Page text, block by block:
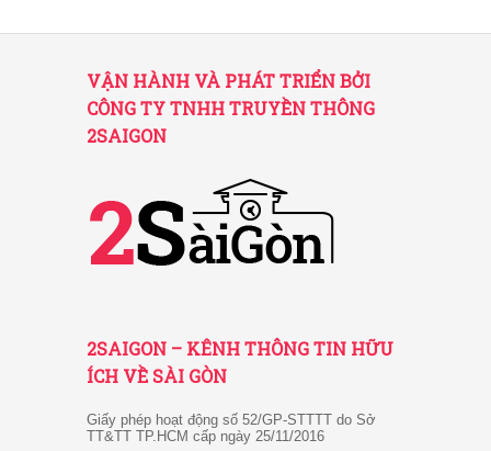
VẬN HÀNH VÀ PHÁT TRIỂN BỞI
CÔNG TY TNHH TRUYỀN THÔNG
2SAIGON
2SAIGON – KÊNH THÔNG TIN HỮU
ÍCH VỀ SÀI GÒN
Giấy phép hoạt động số 52/GP-STTTT do Sở
TT&TT TP.HCM cấp ngày 25/11/2016